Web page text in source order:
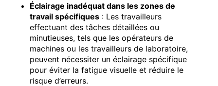
Éclairage inadéquat dans les zones de
travail spécifiques : Les travailleurs
effectuant des tâches détaillées ou
minutieuses, tels que les opérateurs de
machines ou les travailleurs de laboratoire,
peuvent nécessiter un éclairage spécifique
pour éviter la fatigue visuelle et réduire le
risque d’erreurs.